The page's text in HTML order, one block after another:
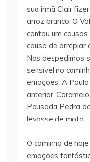
sua irmã Clair
arroz branco. O
contou um causos
causo de arrepiar
Nos despedimos
sensível no
emoções. A
anterior.
Pousada Pedra
levasse de moto.
O caminho de
emoções